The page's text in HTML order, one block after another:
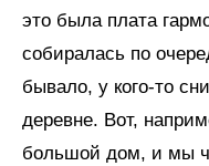
это была плата
собиралась по
бывало, у кого-то
деревне. Вот,
большой дом, и мы